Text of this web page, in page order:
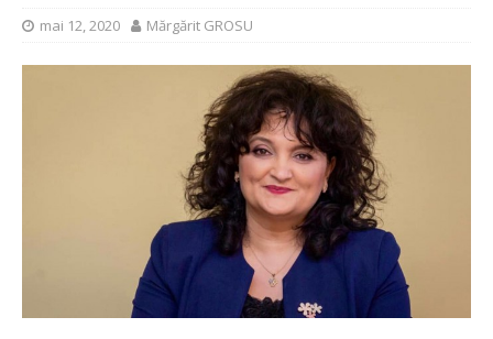
mai 12, 2020 Mărgărit GROSU